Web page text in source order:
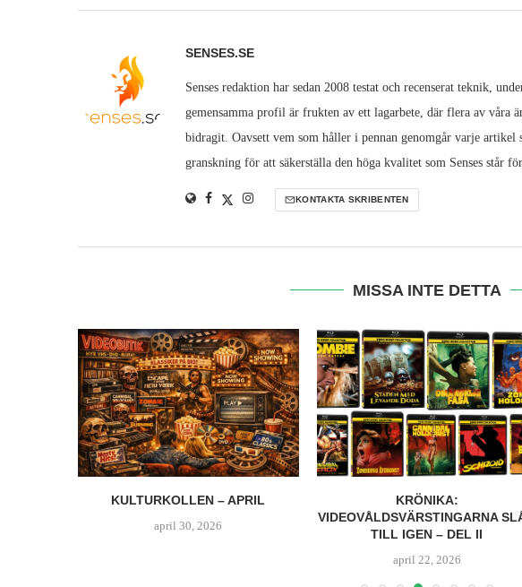
SENSES.SE
Senses redaktion har sedan 2008 testat och recenserat teknik,
gemensamma profil är frukten av ett lagarbete, där flera av våra
bidragit. Oavsett vem som håller i pennan genomgår varje artikel
granskning för att säkerställa den höga kvalitet som Senses står
KONTAKTA SKRIBENTEN
MISSA INTE DETTA
KULTURKOLLEN – APRIL
april 30, 2026
KRÖNIKA:
VIDEOVÅLDSVÄRSTINGARNA
TILL IGEN – DEL II
april 22, 2026